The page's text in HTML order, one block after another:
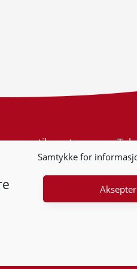
Samtykke for
Aksepter
439 Sentrum
974 761 246
E-